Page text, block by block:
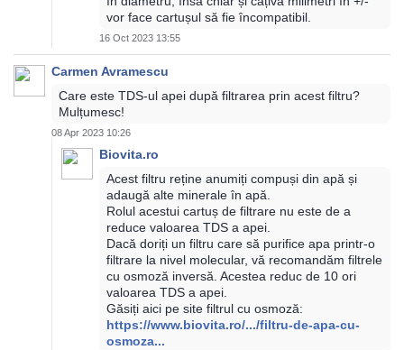
vor face cartușul să fie încompatibil.
16 Oct 2023 13:55
Carmen Avramescu
Care este TDS-ul apei după filtrarea prin acest filtru?
Mulțumesc!
08 Apr 2023 10:26
Biovita.ro
Acest filtru reține anumiți compuși din apă și
adaugă alte minerale în apă.
Rolul acestui cartuș de filtrare nu este de a
reduce valoarea TDS a apei.
Dacă doriți un filtru care să purifice apa printr-o
filtrare la nivel molecular, vă recomandăm filtrele
cu osmoză inversă. Acestea reduc de 10 ori
valoarea TDS a apei.
Găsiți aici pe site filtrul cu osmoză:
https://www.biovita.ro/.../filtru-de-apa-cu-
osmoza...